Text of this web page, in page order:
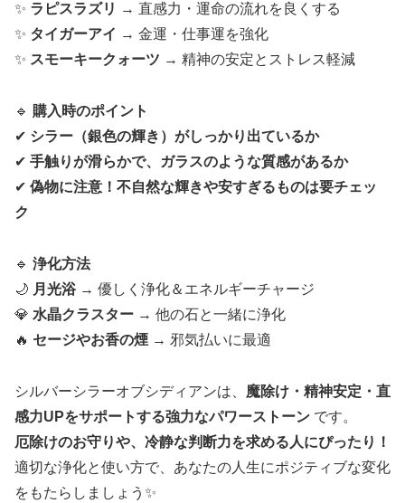
✨ ラピスラズリ → 直感力・運命の流れを良くする
✨ タイガーアイ → 金運・仕事運を強化
✨ スモーキークォーツ → 精神の安定とストレス軽減
🔹 購入時のポイント
✔ シラー（銀色の輝き）がしっかり出ているか
✔ 手触りが滑らかで、ガラスのような質感があるか
✔ 偽物に注意！不自然な輝きや安すぎるものは要チェッ
ク
🔹 浄化方法
🌙 月光浴 → 優しく浄化＆エネルギーチャージ
💎 水晶クラスター → 他の石と一緒に浄化
🔥 セージやお香の煙 → 邪気払いに最適
シルバーシラーオブシディアンは、 魔除け・精神安定・直
感力UPをサポートする強力なパワーストーン です。
厄除けのお守りや、冷静な判断力を求める人にぴったり！
適切な浄化と使い方で、あなたの人生にポジティブな変化
をもたらしましょう✨